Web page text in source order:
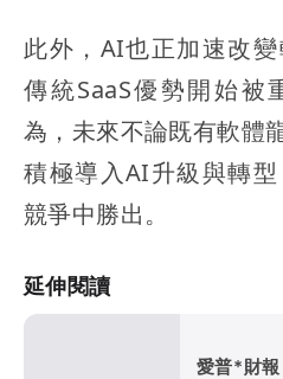
此外，AI也正加速改
傳統SaaS優勢開始被
為，未來不論既有軟體
積極導入AI升級與轉
競爭中勝出。
延伸閱讀
愛普*財